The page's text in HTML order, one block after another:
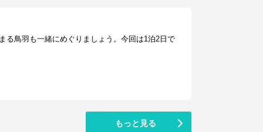
る鳥羽も一緒にめぐりましょう。今回は1泊2日で
もっと見る